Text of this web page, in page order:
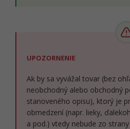
UPOZORNENIE
Ak by sa vyvážal tovar (bez
neobchodný alebo obchodný
stanoveného opisu), ktorý je
obmedzení (napr. lieky,
a pod.) vtedy nebude zo